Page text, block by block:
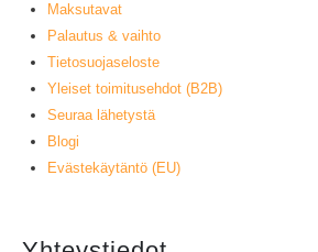
Maksutavat
Palautus & vaihto
Tietosuojaseloste
Yleiset toimitusehdot (B2B)
Seuraa lähetystä
Blogi
Evästekäytäntö (EU)